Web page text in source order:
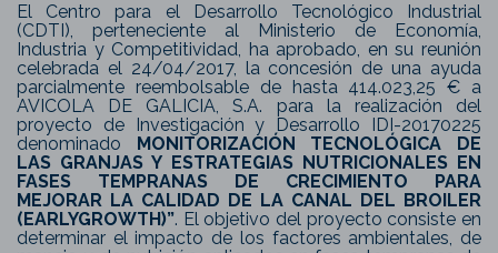
El Centro para el Desarrollo Tecnológico Industrial
(CDTI), perteneciente al Ministerio de Economía,
Industria y Competitividad, ha aprobado, en su reunión
celebrada el 24/04/2017, la concesión de una ayuda
parcialmente reembolsable de hasta 414.023,25 € a
AVICOLA DE GALICIA, S.A. para la realización del
proyecto de Investigación y Desarrollo IDI-20170225
denominado
MONITORIZACIÓN TECNOLÓGICA DE
LAS GRANJAS Y ESTRATEGIAS NUTRICIONALES EN
FASES TEMPRANAS DE CRECIMIENTO PARA
MEJORAR LA CALIDAD DE LA CANAL DEL BROILER
(EARLYGROWTH)”. El objetivo del proyecto consiste en
determinar el impacto de los factores ambientales, de